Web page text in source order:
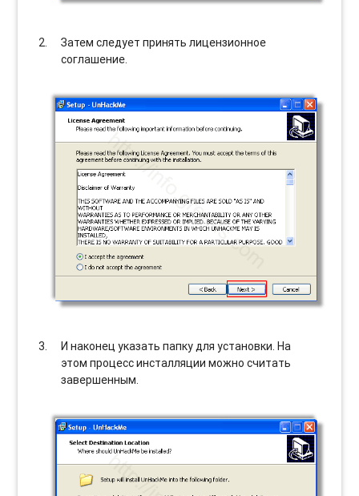
Затем следует принять лицензионное
соглашение.
И наконец указать папку для установки. На
этом процесс инсталляции можно считать
завершенным.